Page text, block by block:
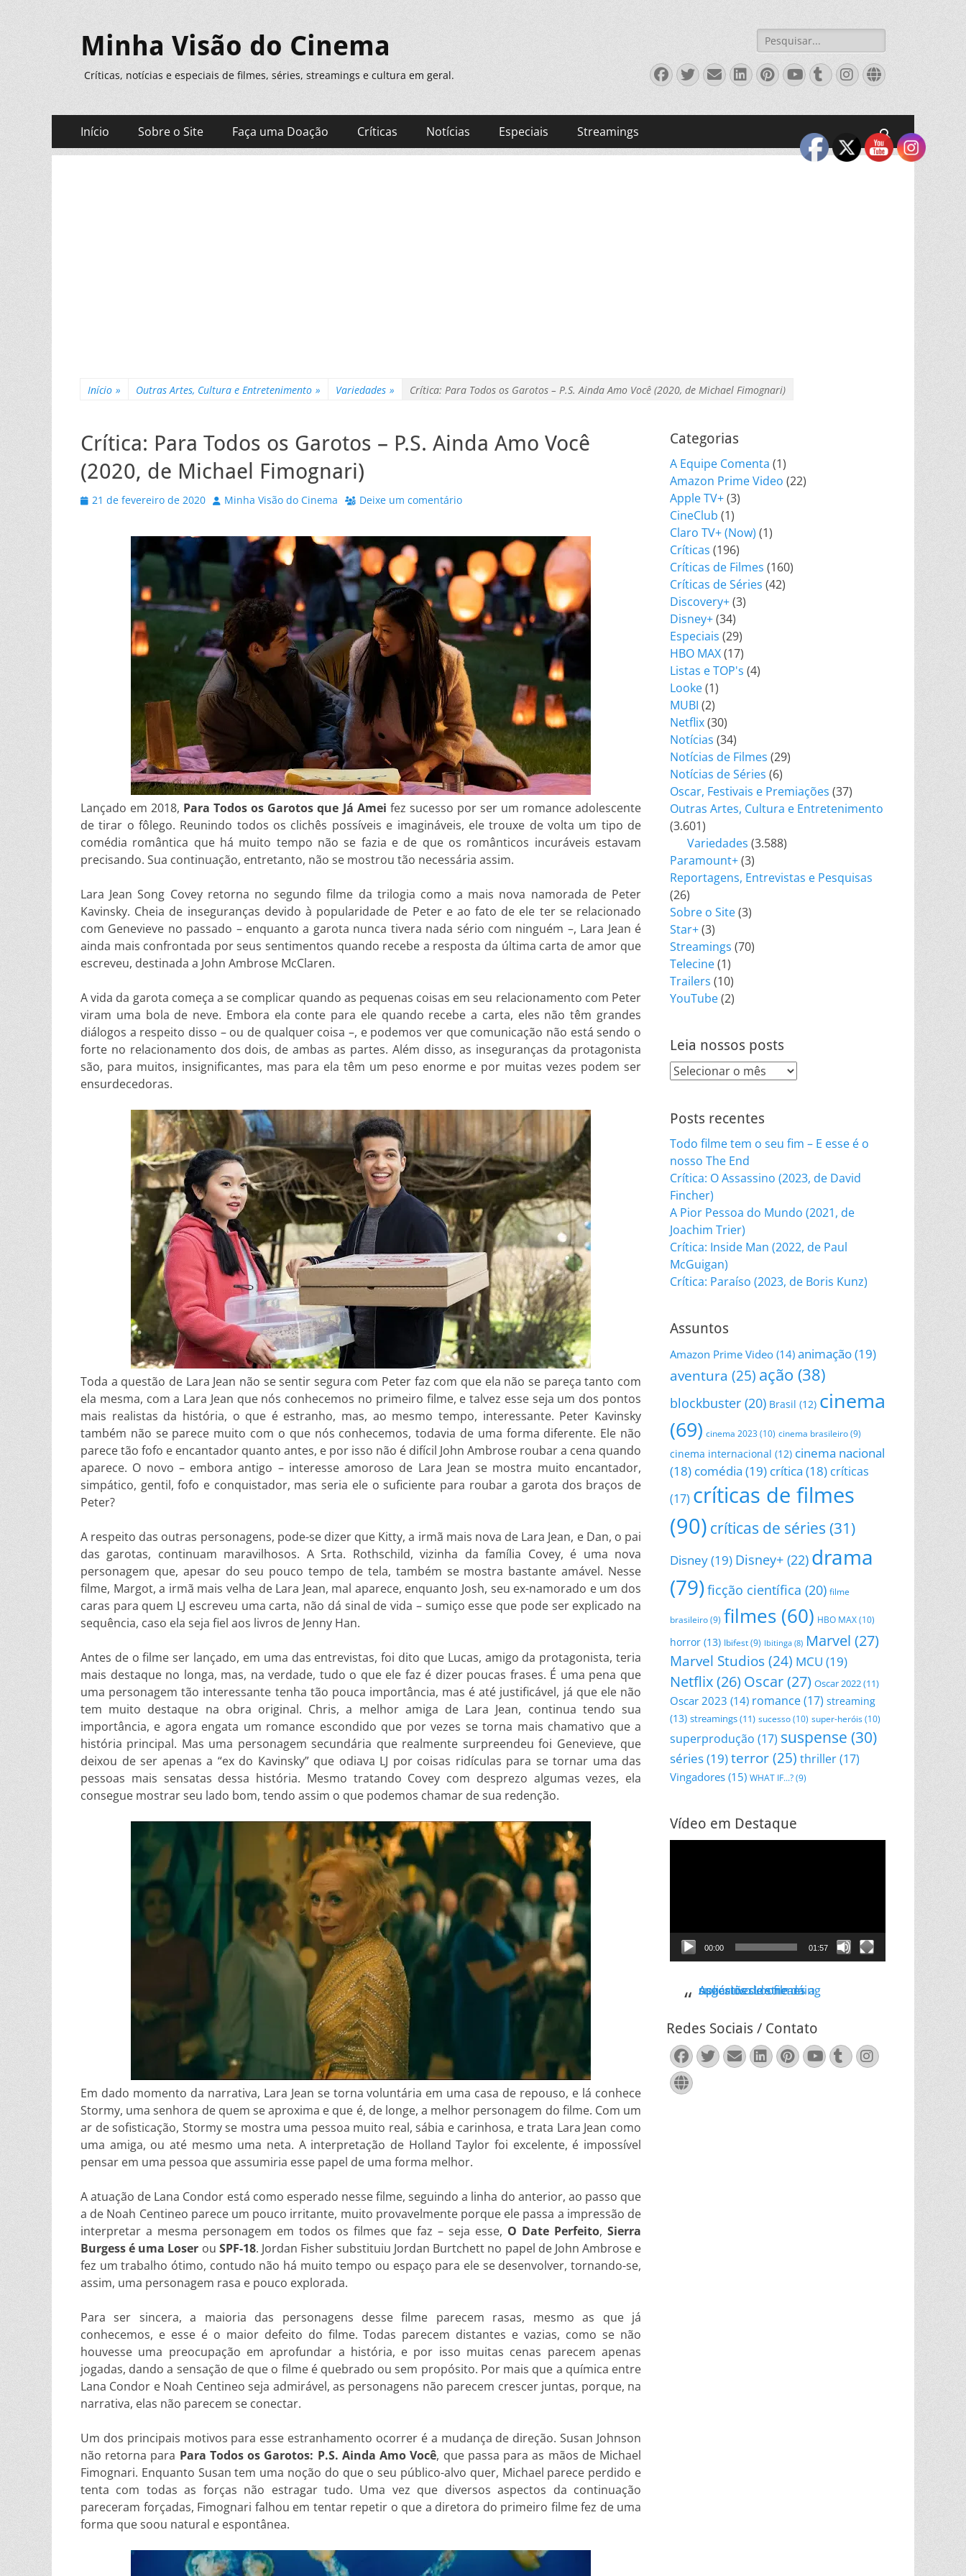
Minha Visão do Cinema
Críticas, notícias e especiais de filmes, séries, streamings e cultura em geral.
Pesquisar
por:
Facebook
Twitter
EmailLinkedIn
Pinterest
YouTube
Tumblr
Instagram
Website
Menu
principal
Pular
para
o
Início Sobre o Site Faça uma Doação Críticas Notícias Especiais Streamings Pesquisar
Início » Outras Artes, Cultura e Entretenimento » Variedades » Crítica: Para Todos os Garotos – P.S. Ainda Amo Você (2020, de Michael Fimognari)
Crítica: Para Todos os Garotos – P.S. Ainda Amo Você
(2020, de Michael Fimognari)
Posted
21 de fevereiro de 2020 AutorMinha Visão do Cinema Deixe um comentário
Lançado em 2018, Para Todos os Garotos que Já Amei fez sucesso por ser um romance adolescente
de tirar o fôlego. Reunindo todos os clichês possíveis e imagináveis, ele trouxe de volta um tipo de
comédia romântica que há muito tempo não se fazia e de que os românticos incuráveis estavam
precisando. Sua continuação, entretanto, não se mostrou tão necessária assim.
Lara Jean Song Covey retorna no segundo filme da trilogia como a mais nova namorada de Peter
Kavinsky. Cheia de inseguranças devido à popularidade de Peter e ao fato de ele ter se relacionado
com Genevieve no passado – enquanto a garota nunca tivera nada sério com ninguém –, Lara Jean é
ainda mais confrontada por seus sentimentos quando recebe a resposta da última carta de amor que
escreveu, destinada a John Ambrose McClaren.
A vida da garota começa a se complicar quando as pequenas coisas em seu relacionamento com Peter
viram uma bola de neve. Embora ela conte para ele quando recebe a carta, eles não têm grandes
diálogos a respeito disso – ou de qualquer coisa –, e podemos ver que comunicação não está sendo o
forte no relacionamento dos dois, de ambas as partes. Além disso, as inseguranças da protagonista
são, para muitos, insignificantes, mas para ela têm um peso enorme e por muitas vezes podem ser
ensurdecedoras.
Toda a questão de Lara Jean não se sentir segura com Peter faz com que ela não se pareça tanto com
ela mesma, com a Lara Jean que nós conhecemos no primeiro filme, e talvez esse seja um dos pontos
mais realistas da história, o que é estranho, mas, ao mesmo tempo, interessante. Peter Kavinsky
também não se parece muito com o que nós conhecemos, todavia de uma forma diferente. Ele não
parece tão fofo e encantador quanto antes, e por isso não é difícil John Ambrose roubar a cena quando
aparece. O novo – embora antigo – interesse amoroso de Lara Jean se mostra muito encantador,
simpático, gentil, fofo e conquistador, mas seria ele o suficiente para roubar a garota dos braços de
Peter?
A respeito das outras personagens, pode-se dizer que Kitty, a irmã mais nova de Lara Jean, e Dan, o pai
das garotas, continuam maravilhosos. A Srta. Rothschild, vizinha da família Covey, é uma nova
personagem que, apesar do seu pouco tempo de tela, também se mostra bastante amável. Nesse
filme, Margot, a irmã mais velha de Lara Jean, mal aparece, enquanto Josh, seu ex-namorado e um dos
caras para quem LJ escreveu uma carta, não dá sinal de vida – sumiço esse que pode ser explicado na
sequência, caso ela seja fiel aos livros de Jenny Han.
Antes de o filme ser lançado, em uma das entrevistas, foi dito que Lucas, amigo da protagonista, teria
mais destaque no longa, mas, na verdade, tudo o que ele faz é dizer poucas frases. É uma pena que
uma personagem tão interessante tenha tão pouca importância, mas é até justificável, já que ele não
tem muito destaque na obra original. Chris, a melhor amiga de Lara Jean, continua tendo sua
importância, e agora engata um romance escondido que por vezes se torna mais chamativo que a
história principal. Mas uma personagem secundária que realmente surpreendeu foi Genevieve, que
deixou de ser apenas a “ex do Kavinsky” que odiava LJ por coisas ridículas para se tornar uma das
pessoas mais sensatas dessa história. Mesmo tratando Covey com desprezo algumas vezes, ela
consegue mostrar seu lado bom, tendo assim o que podemos chamar de sua redenção.
Em dado momento da narrativa, Lara Jean se torna voluntária em uma casa de repouso, e lá conhece
Stormy, uma senhora de quem se aproxima e que é, de longe, a melhor personagem do filme. Com um
ar de sofisticação, Stormy se mostra uma pessoa muito real, sábia e carinhosa, e trata Lara Jean como
uma amiga, ou até mesmo uma neta. A interpretação de Holland Taylor foi excelente, é impossível
pensar em uma pessoa que assumiria esse papel de uma forma melhor.
A atuação de Lana Condor está como esperado nesse filme, seguindo a linha do anterior, ao passo que
a de Noah Centineo parece um pouco irritante, muito provavelmente porque ele passa a impressão de
interpretar a mesma personagem em todos os filmes que faz – seja esse, O Date Perfeito, Sierra
Burgess é uma Loser ou SPF-18. Jordan Fisher substituiu Jordan Burtchett no papel de John Ambrose e
fez um trabalho ótimo, contudo não há muito tempo ou espaço para ele se desenvolver, tornando-se,
assim, uma personagem rasa e pouco explorada.
Para ser sincera, a maioria das personagens desse filme parecem rasas, mesmo as que já
conhecemos, e esse é o maior defeito do filme. Todas parecem distantes e vazias, como se não
houvesse uma preocupação em aprofundar a história, e por isso muitas cenas parecem apenas
jogadas, dando a sensação de que o filme é quebrado ou sem propósito. Por mais que a química entre
Lana Condor e Noah Centineo seja admirável, as personagens não parecem crescer juntas, porque, na
narrativa, elas não parecem se conectar.
Um dos principais motivos para esse estranhamento ocorrer é a mudança de direção. Susan Johnson
não retorna para Para Todos os Garotos: P.S. Ainda Amo Você, que passa para as mãos de Michael
Fimognari. Enquanto Susan tem uma noção do que o seu público-alvo quer, Michael parece perdido e
tenta com todas as forças não estragar tudo. Uma vez que diversos aspectos da continuação
pareceram forçadas, Fimognari falhou em tentar repetir o que a diretora do primeiro filme fez de uma
forma que soou natural e espontânea.
Categorias
A Equipe Comenta (1)
Amazon Prime Video (22)
Apple TV+(3)
CineClub (1)
Claro TV+ (Now) (1)
Críticas (196)
Críticas de Filmes (160)
Críticas de Séries (42)
Discovery+(3)
Disney+(34)
Especiais (29)
HBO MAX(17)
Listas e TOP's (4)
Looke(1)
MUBI (2)
Netflix(30)
Notícias (34)
Notícias de Filmes (29)
Notícias de Séries (6)
Oscar, Festivais e Premiações (37)
Outras Artes, Cultura e Entretenimento
(3.601)
Variedades (3.588)
Paramount+(3)
Reportagens, Entrevistas e Pesquisas
(26)
Sobre o Site(3)
Star+(3)
Streamings (70)
Telecine(1)
Trailers (10)
YouTube(2)
Leia nossos posts
Leia
Posts recentes
Todo filme tem o seu fim – E esse é o
nosso The End
Crítica: O Assassino (2023, de David
Fincher)
A Pior Pessoa do Mundo (2021, de
Joachim Trier)
Crítica: Inside Man (2022, de Paul
McGuigan)
Crítica: Paraíso (2023, de Boris Kunz)
Assuntos
Amazon Prime Video (14) animação(19)
aventura (25) ação (38)
blockbuster (20) Brasil (12) cinema
(69) cinema 2023(10) cinema brasileiro (9)
cinema internacional (12) cinema nacional
(18) comédia (19) crítica (18) críticas
(17) críticas de filmes
(90) críticas de séries (31)
Disney(19) Disney+ (22) drama
(79)ficção científica (20) filme
brasileiro (9) filmes (60) HBO MAX(10)
horror (13) Ibifest (9) Ibitinga (8) Marvel (27)
Marvel Studios(24) MCU (19)
Netflix(26) Oscar(27) Oscar 2022(11)
Oscar 2023 (14) romance(17) streaming
(13) streamings(11) sucesso(10) super-heróis(10)
superprodução (17) suspense (30)
séries(19)terror(25) thriller(17)
Vingadores (15) WHAT IF...? (9)
Vídeo em Destaque
00:00 01:57
Aplicativo Loone dá sugestões de filmes a usuários de streaming
Redes Sociais / Contato
Facebook
Twitter
EmailLinkedIn
Pinterest
YouTube
TumblrInstagram
Website